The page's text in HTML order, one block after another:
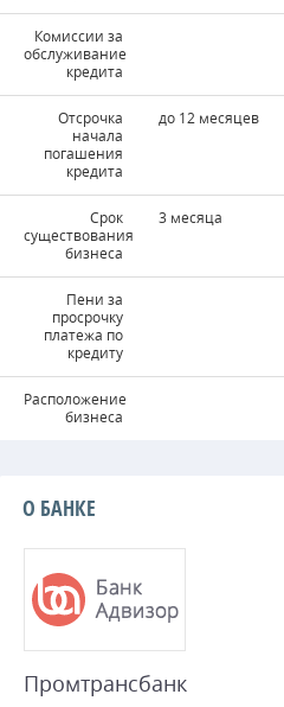
Комиссии за
обслуживание
кредита
Отсрочка
начала
погашения
кредита
до 12 месяцев
Срок
существования
бизнеса
3 месяца
Пени за
просрочку
платежа по
кредиту
Расположение
бизнеса
О БАНКЕ
Промтрансбанк